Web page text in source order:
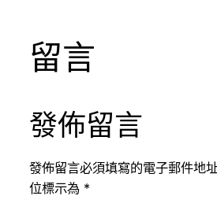
留言
發佈留言
發佈留言必須填寫的電子郵件地
位標示為 *